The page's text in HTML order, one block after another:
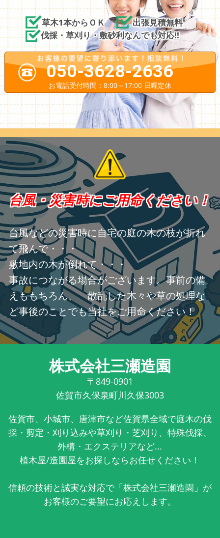
草木1本からＯＫ
出張見積無料
伐採・草刈り・敷砂利なんでも対応!!
050-3628-2636
お電話受付時間：8:00～17:00 日曜定休
台風・災害時にご用命ください！
台風などの災害時に自宅の庭の木の枝が折れ
て飛んで・・・
敷地内の木が倒れて・・・
事故につながる場合がございます。事前の備
えももちろん、 散乱した木々や草の処理な
ど事後のことでも当社をご用命ください！
株式会社三瀬造園
〒849-0901
佐賀市久保泉町川久保3003
佐賀市、小城市、唐津市など佐賀県全域で庭木の伐
採・剪定・刈り込みや草刈り・芝刈り、特殊伐採、
外構・エクステリアなど...
植木屋/造園屋をお探しならお任せください！
信頼の技術と誠実な対応で「株式会社三瀬造園」が
お客様のご要望にお応えします。